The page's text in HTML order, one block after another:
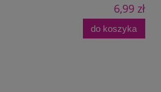
6,99 zł
do koszyka